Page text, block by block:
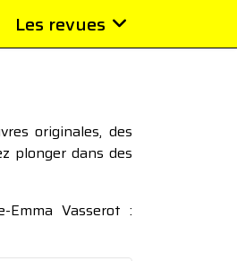
Les revues
originales, des
plonger dans des
Vasserot :